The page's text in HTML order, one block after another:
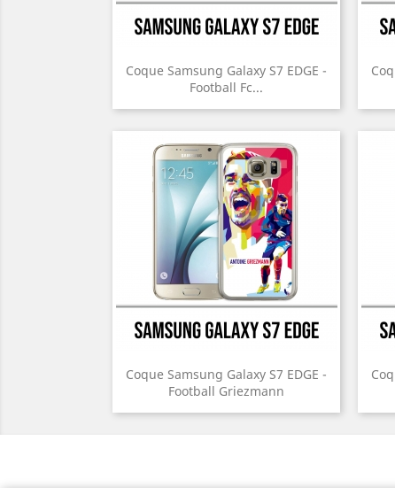
Coque Samsung Galaxy S7 EDGE -
Football Fc...
Coque Samsung Galaxy S7 EDGE -
Football Griezmann